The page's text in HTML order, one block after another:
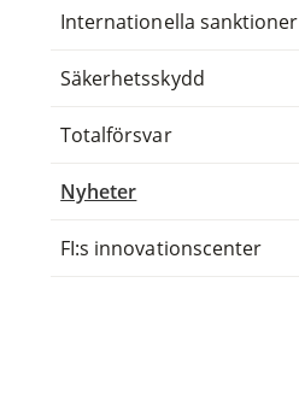
Internationella sanktioner
Säkerhetsskydd
Totalförsvar
Nyheter
FI:s innovationscenter